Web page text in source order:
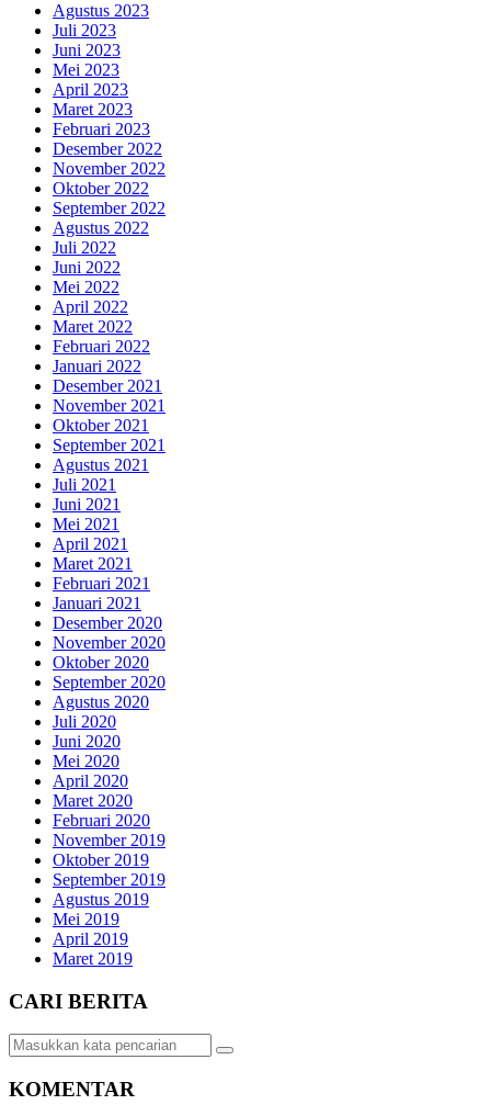
Agustus 2023
Juli 2023
Juni 2023
Mei 2023
April 2023
Maret 2023
Februari 2023
Desember 2022
November 2022
Oktober 2022
September 2022
Agustus 2022
Juli 2022
Juni 2022
Mei 2022
April 2022
Maret 2022
Februari 2022
Januari 2022
Desember 2021
November 2021
Oktober 2021
September 2021
Agustus 2021
Juli 2021
Juni 2021
Mei 2021
April 2021
Maret 2021
Februari 2021
Januari 2021
Desember 2020
November 2020
Oktober 2020
September 2020
Agustus 2020
Juli 2020
Juni 2020
Mei 2020
April 2020
Maret 2020
Februari 2020
November 2019
Oktober 2019
September 2019
Agustus 2019
Mei 2019
April 2019
Maret 2019
CARI BERITA
KOMENTAR